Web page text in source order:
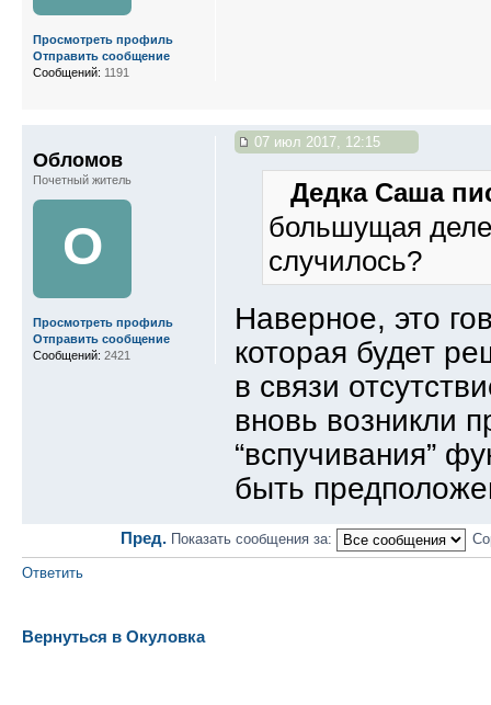
Просмотреть профиль
Отправить сообщение
Сообщений: 1191
07 июл 2017, 12:15
Дедка Саша
большущая
случилось?
Наверное, это
которая будет
в связи
вновь возникли
“вспучивания”
быть
Обломов
Почетный житель
О
Просмотреть профиль
Отправить сообщение
Сообщений: 2421
Пред. Показать сообщения за:
Ответить
Вернуться в Окуловка